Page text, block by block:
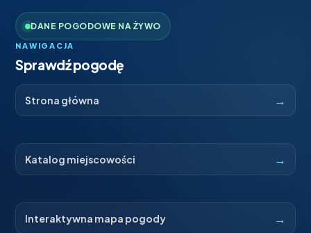
DANE POGODOWE NA ŻYWO
NAWIGACJA
Sprawdź pogodę
Strona główna →
Katalog miejscowości →
Interaktywna mapa pogody →